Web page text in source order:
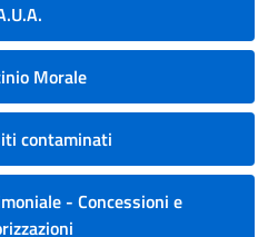
Morale
contaminati
- Concessioni e